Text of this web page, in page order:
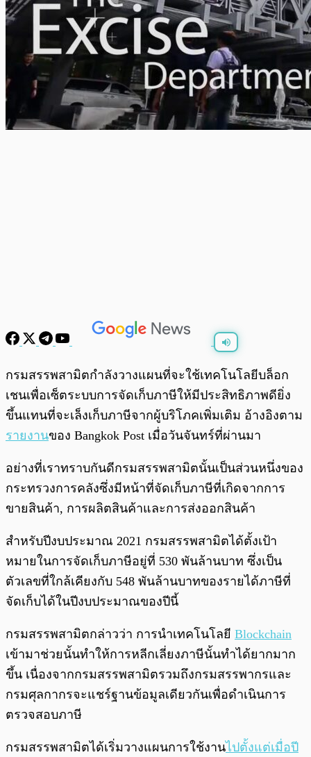
0:00 / 0:00
กรมสรรพสามิตกำลังวางแผนที่จะใช้เทคโนโลยีบล็อก
เชนเพื่อเซ็ตระบบการจัดเก็บภาษีให้มีประสิทธิภาพดียิ่ง
ขึ้นแทนที่จะเล็งเก็บภาษีจากผู้บริโภคเพิ่มเติม อ้างอิงตาม
รายงานของ Bangkok Post เมื่อวันจันทร์ที่ผ่านมา
อย่างที่เราทราบกันดีกรมสรรพสามิตนั้นเป็นส่วนหนึ่งของ
กระทรวงการคลังซึ่งมีหน้าที่จัดเก็บภาษีที่เกิดจากการ
ขายสินค้า, การผลิตสินค้าและการส่งออกสินค้า
สำหรับปีงบประมาณ 2021 กรมสรรพสามิตได้ตั้งเป้า
หมายในการจัดเก็บภาษีอยู่ที่ 530 พันล้านบาท ซึ่งเป็น
ตัวเลขที่ใกล้เคียงกับ 548 พันล้านบาทของรายได้ภาษีที่
จัดเก็บได้ในปีงบประมาณของปีนี้
กรมสรรพสามิตกล่าวว่า การนำเทคโนโลยี Blockchain
เข้ามาช่วยนั้นทำให้การหลีกเลี่ยงภาษีนั้นทำได้ยากมาก
ขึ้น เนื่องจากกรมสรรพสามิตรวมถึงกรมสรรพากรและ
กรมศุลกากรจะแชร์ฐานข้อมูลเดียวกันเพื่อดำเนินการ
ตรวจสอบภาษี
กรมสรรพสามิตได้เริ่มวางแผนการใช้งานไปตั้งแต่เมื่อปี